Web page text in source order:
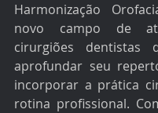
Harmonização
novo campo de
cirurgiões dentistas
aprofundar seu
incorporar a prática
rotina profissional.